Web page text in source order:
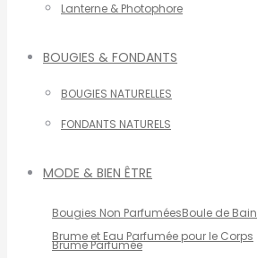
Lanterne & Photophore
BOUGIES & FONDANTS
BOUGIES NATURELLES
FONDANTS NATURELS
MODE & BIEN ÊTRE
Bougies Non ParfuméesBoule de Bain
Brume et Eau Parfumée pour le Corps
Brume Parfumée